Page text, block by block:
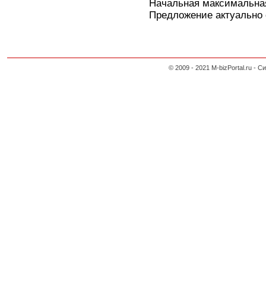
Начальная
Предложение
© 2009 - 2021 M-bizPortal.ru -